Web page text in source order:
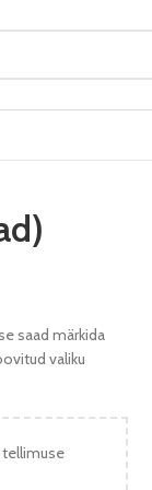
saad märkida
valiku